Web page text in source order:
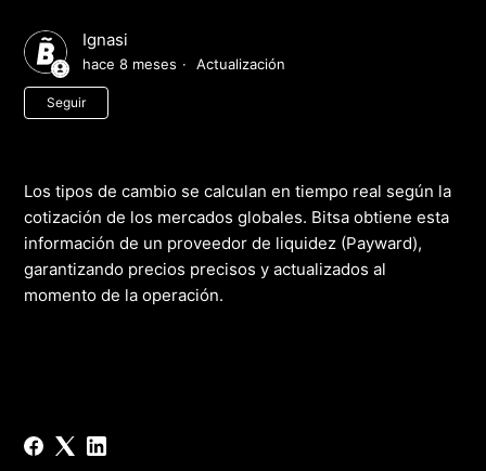
Ignasi
hace 8 meses Actualización
Seguir
Los tipos de cambio se calculan en tiempo real según la
cotización de los mercados globales. Bitsa obtiene esta
información de un proveedor de liquidez (Payward),
garantizando precios precisos y actualizados al
momento de la operación.